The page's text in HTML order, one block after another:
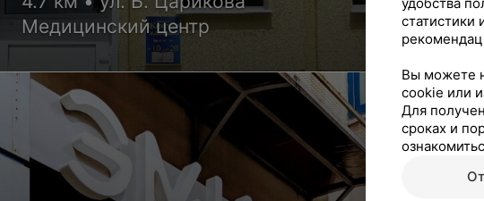
Медицинский центр
статистики
Вы можете
cookie или
Для
сроках и